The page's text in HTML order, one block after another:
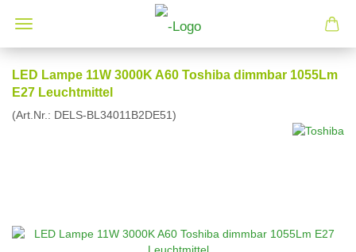
LED Lampe 11W 3000K A60 Toshiba dimmbar 1055Lm
E27 Leuchtmittel
(Art.Nr.: DELS-BL34011B2DE51)